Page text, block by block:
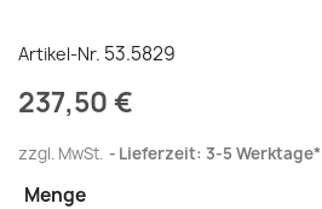
Artikel-Nr. 53.5829
237,50 €
zzgl. MwSt. Lieferzeit: 3-5 Werktage*
Menge